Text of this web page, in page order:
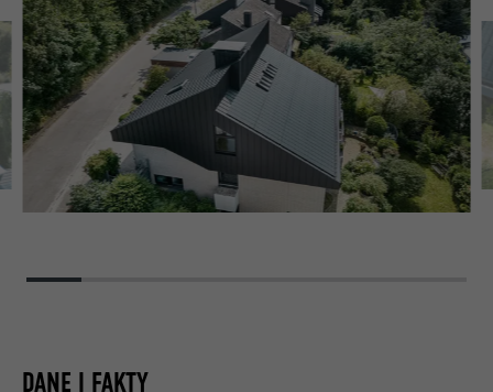
DANE I FAKTY